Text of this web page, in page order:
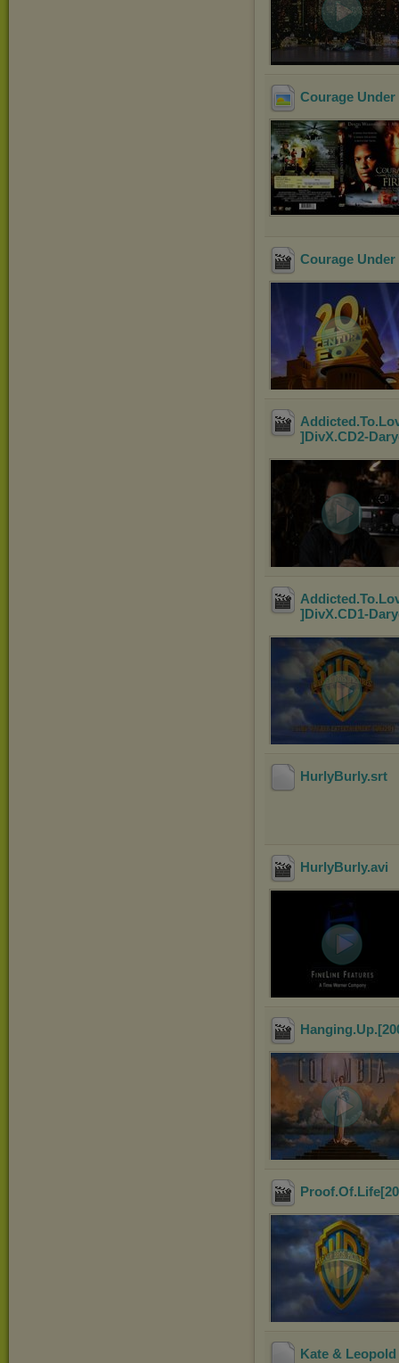
Courage Under
Courage Under
]DivX.CD2-
]DivX.CD1-
HurlyBurly.srt
HurlyBurly.avi
Kate & Leopold